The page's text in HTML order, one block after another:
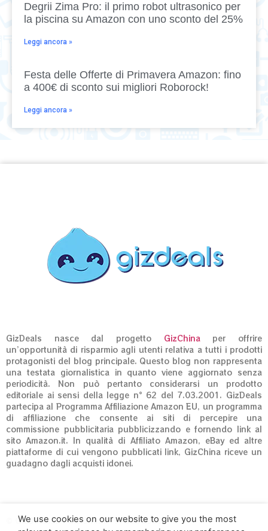
Degrii Zima Pro: il primo robot ultrasonico per
la piscina su Amazon con uno sconto del 25%
Leggi ancora »
Festa delle Offerte di Primavera Amazon: fino
a 400€ di sconto sui migliori Roborock!
Leggi ancora »
GizDeals nasce dal progetto GizChinaper offrire
un’opportunità di risparmio agli utenti relativa a tutti i prodotti
protagonisti del blog principale. Questo blog non rappresenta
una testata giornalistica in quanto viene aggiornato senza
periodicità. Non può pertanto considerarsi un prodotto
editoriale ai sensi della legge n° 62 del 7.03.2001. GizDeals
partecipa al Programma Affiliazione Amazon EU, un programma
di affiliazione che consente ai siti di percepire una
commissione pubblicitaria pubblicizzando e fornendo link al
sito Amazon.it. In qualità di Affiliato Amazon, eBay ed altre
piattaforme di cui vengono pubblicati link, GizChina riceve un
guadagno dagli acquisti idonei.
© GizDeals.it – Giz S.r.l. 01973020660
We use cookies on our website to give you the most